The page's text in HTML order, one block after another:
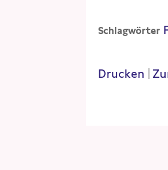
Schlagwörter
Drucken